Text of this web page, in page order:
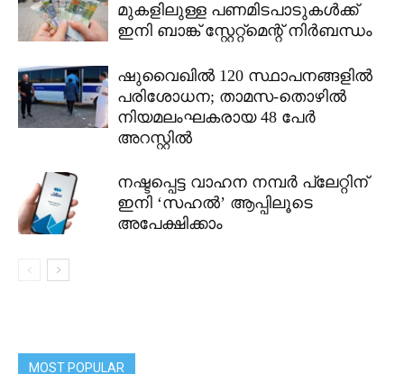
മുകളിലുള്ള പണമിടപാടുകൾക്ക്
ഇനി ബാങ്ക് സ്റ്റേറ്റ്മെന്റ് നിർബന്ധം
ഷുവൈഖിൽ 120 സ്ഥാപനങ്ങളിൽ
പരിശോധന; താമസ-തൊഴിൽ
നിയമലംഘകരായ 48 പേർ
അറസ്റ്റിൽ
നഷ്ടപ്പെട്ട വാഹന നമ്പർ പ്ലേറ്റിന്
ഇനി ‘സഹൽ’ ആപ്പിലൂടെ
അപേക്ഷിക്കാം
MOST POPULAR